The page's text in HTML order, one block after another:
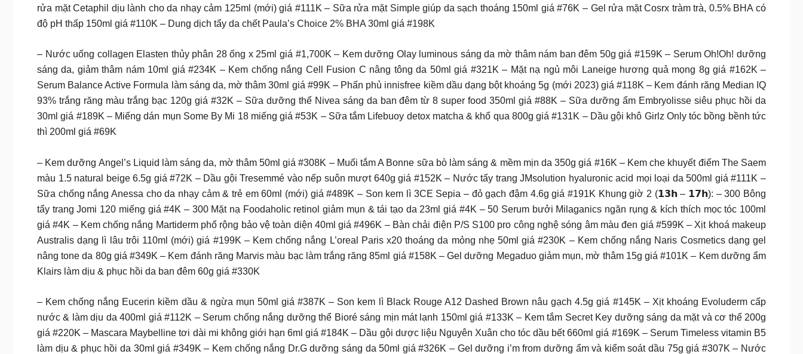
rửa mặt Cetaphil dịu lành cho da nhạy cảm 125ml (mới) giá #111K – Sữa rửa mặt Simple giúp da sạch thoáng 150ml giá #76K – Gel rửa mặt Cosrx tràm trà, 0.5% BHA có
độ pH thấp 150ml giá #110K – Dung dịch tẩy da chết Paula’s Choice 2% BHA 30ml giá #198K
– Nước uống collagen Elasten thủy phân 28 ống x 25ml giá #1,700K – Kem dưỡng Olay luminous sáng da mờ thâm nám ban đêm 50g giá #159K – Serum Oh!Oh! dưỡng
sáng da, giảm thâm nám 10ml giá #234K – Kem chống nắng Cell Fusion C nâng tông da 50ml giá #321K – Mặt nạ ngủ môi Laneige hương quả mọng 8g giá #162K –
Serum Balance Active Formula làm sáng da, mờ thâm 30ml giá #99K – Phấn phủ innisfree kiềm dầu dạng bột khoáng 5g (mới 2023) giá #118K – Kem đánh răng Median IQ
93% trắng răng màu trắng bạc 120g giá #32K – Sữa dưỡng thể Nivea sáng da ban đêm từ 8 super food 350ml giá #88K – Sữa dưỡng ẩm Embryolisse siêu phục hồi da
30ml giá #189K – Miếng dán mụn Some By Mi 18 miếng giá #53K – Sữa tắm Lifebuoy detox matcha & khổ qua 800g giá #131K – Dầu gội khô Girlz Only tóc bồng bềnh tức
thì 200ml giá #69K
– Kem dưỡng Angel’s Liquid làm sáng da, mờ thâm 50ml giá #308K – Muối tắm A Bonne sữa bò làm sáng & mềm mịn da 350g giá #16K – Kem che khuyết điểm The Saem
màu 1.5 natural beige 6.5g giá #72K – Dầu gội Tresemmé vào nếp suôn mượt 640g giá #152K – Nước tẩy trang JMsolution hyaluronic acid mọi loại da 500ml giá #111K –
Sữa chống nắng Anessa cho da nhạy cảm & trẻ em 60ml (mới) giá #489K – Son kem lì 3CE Sepia – đỏ gạch đậm 4.6g giá #191K Khung giờ 2 (𝟭𝟯𝗵 – 𝟭𝟳𝗵): – 300 Bông
tẩy trang Jomi 120 miếng giá #4K – 300 Mặt nạ Foodaholic retinol giảm mụn & tái tạo da 23ml giá #4K – 50 Serum bưởi Milaganics ngăn rụng & kích thích mọc tóc 100ml
giá #4K – Kem chống nắng Martiderm phổ rộng bảo vệ toàn diện 40ml giá #496K – Bàn chải điện P/S S100 pro công nghệ sóng âm màu đen giá #599K – Xịt khoá makeup
Australis dạng lì lâu trôi 110ml (mới) giá #199K – Kem chống nắng L’oreal Paris x20 thoáng da mỏng nhẹ 50ml giá #230K – Kem chống nắng Naris Cosmetics dạng gel
nâng tone da 80g giá #349K – Kem đánh răng Marvis màu bạc làm trắng răng 85ml giá #158K – Gel dưỡng Megaduo giảm mụn, mờ thâm 15g giá #101K – Kem dưỡng ẩm
Klairs làm dịu & phục hồi da ban đêm 60g giá #330K
– Kem chống nắng Eucerin kiềm dầu & ngừa mụn 50ml giá #387K – Son kem lì Black Rouge A12 Dashed Brown nâu gạch 4.5g giá #145K – Xịt khoáng Evoluderm cấp
nước & làm dịu da 400ml giá #112K – Serum chống nắng dưỡng thể Bioré sáng mịn mát lạnh 150ml giá #133K – Kem tắm Secret Key dưỡng sáng da mặt và cơ thể 200g
giá #220K – Mascara Maybelline tơi dài mi không giới hạn 6ml giá #184K – Dầu gội dược liệu Nguyên Xuân cho tóc dầu bết 660ml giá #169K – Serum Timeless vitamin B5
làm dịu & phục hồi da 30ml giá #349K – Kem chống nắng Dr.G dưỡng sáng da 50ml giá #326K – Gel dưỡng i’m from dưỡng ẩm và kiểm soát dầu 75g giá #307K – Nước